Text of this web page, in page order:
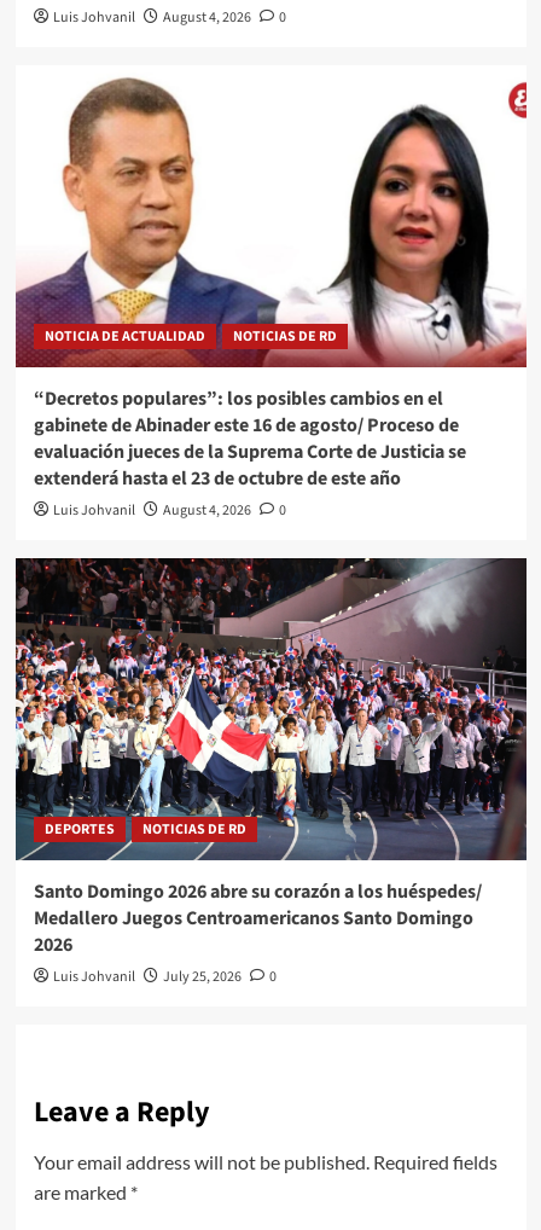
Luis Johvanil August 4, 2026 0
NOTICIA DE ACTUALIDAD NOTICIAS DE RD
“Decretos populares”: los posibles cambios en el
gabinete de Abinader este 16 de agosto/ Proceso de
evaluación jueces de la Suprema Corte de Justicia se
extenderá hasta el 23 de octubre de este año
Luis Johvanil August 4, 2026 0
DEPORTES NOTICIAS DE RD
Santo Domingo 2026 abre su corazón a los huéspedes/
Medallero Juegos Centroamericanos Santo Domingo
2026
Luis Johvanil July 25, 2026 0
Leave a Reply
Your email address will not be published. Required fields
are marked *